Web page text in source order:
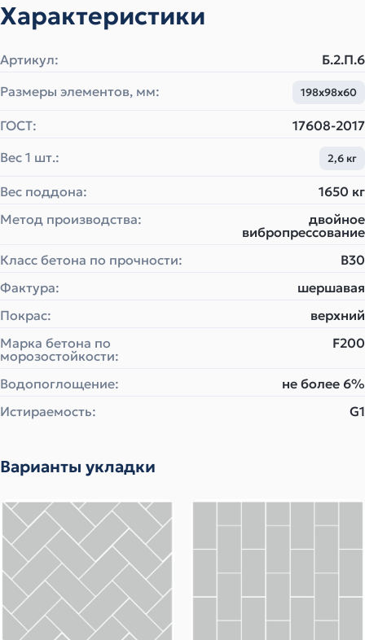
Характеристики
Артикул:
Б.2.П.6
Размеры элементов, мм:
198х98х60
ГОСТ:
17608-2017
Вес 1 шт.:
2,6 кг
Вес поддона:
1650 кг
Метод производства:
двойное
вибропрессование
Класс бетона по прочности:
B30
Фактура:
шершавая
Покрас:
верхний
Марка бетона по
морозостойкости:
F200
Водопоглощение:
не более 6%
Истираемость:
G1
Варианты укладки